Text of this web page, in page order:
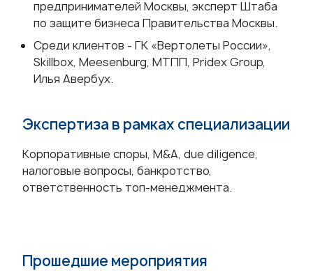
предпринимателей Москвы, эксперт Штаба
по защите бизнеса Правительства Москвы.
Среди клиентов - ГК «Вертолеты России»,
Skillbox, Meesenburg, МТПП, Pridex Group,
Илья Авербух.
Экспертиза в рамках специализации
Корпоративные споры, M&A, due diligence,
налоговые вопросы, банкротство,
ответственность топ-менеджмента.
Прошедшие мероприятия